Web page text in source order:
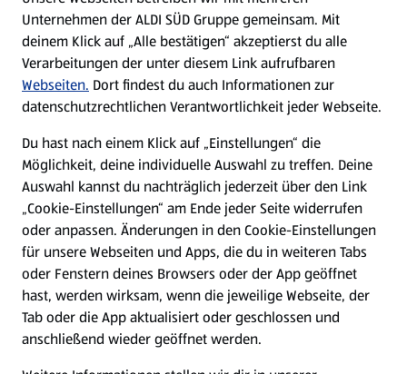
Nachhaltigkeit
Karriere
Presse
Hilfe & Kontakt
(öffnet in einem neuen Tab)
Unternehmen
Folge uns hier:
Unternehmen der ALDI SÜD Gruppe gemeinsam. Mit
deinem Klick auf „Alle bestätigen“ akzeptierst du alle
Verarbeitungen der unter diesem Link aufrufbaren
Webseiten. Dort findest du auch Informationen zur
datenschutzrechtlichen Verantwortlichkeit jeder Webseite.
Du hast nach einem Klick auf „Einstellungen“ die
Möglichkeit, deine individuelle Auswahl zu treffen. Deine
Auswahl kannst du nachträglich jederzeit über den Link
„Cookie-Einstellungen“ am Ende jeder Seite widerrufen
oder anpassen. Änderungen in den Cookie-Einstellungen
für unsere Webseiten und Apps, die du in weiteren Tabs
oder Fenstern deines Browsers oder der App geöffnet
hast, werden wirksam, wenn die jeweilige Webseite, der
Tab oder die App aktualisiert oder geschlossen und
anschließend wieder geöffnet werden.